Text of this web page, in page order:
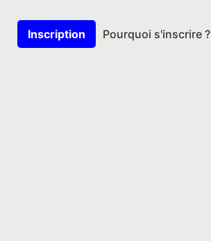
Inscription Pourquoi s'inscrire ?